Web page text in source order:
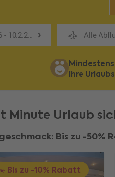
- 10.2.27, 5-8 Nächte Alle
Ihre
Minute Urlaub
Bis zu -
Bis zu -10% Rabatt